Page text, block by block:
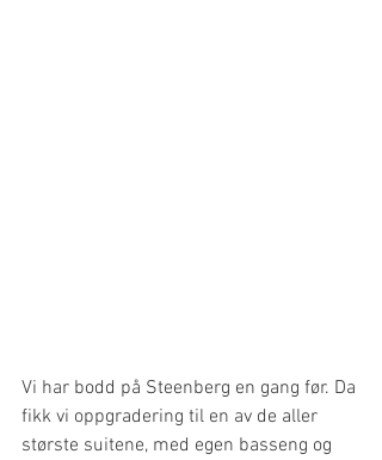
Vi har bodd på Steenberg en gang før. Da
fikk vi oppgradering til en av de aller
største suitene, med egen basseng og